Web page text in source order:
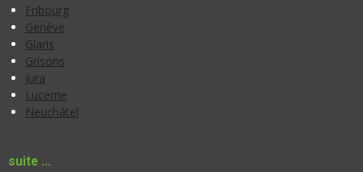
Fribourg
Genève
Glaris
Grisons
Jura
Lucerne
Neuchâtel
suite ...